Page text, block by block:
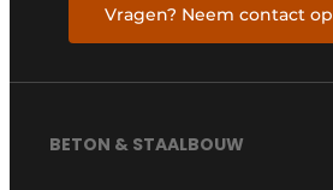
Vragen? Neem contact op
BETON & STAALBOUW